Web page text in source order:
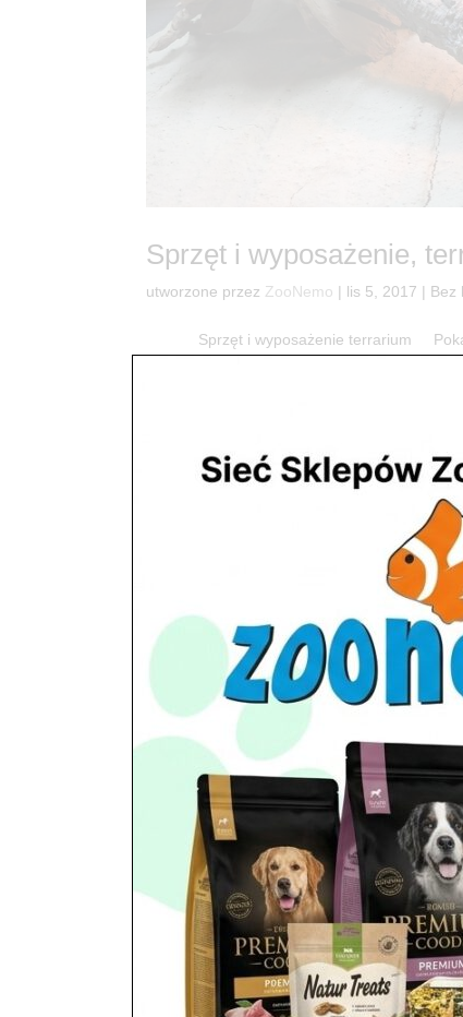
Sprzęt i wyposażenie,
utworzone przez ZooNemo | lis 5, 2017 | Bez
Sprzęt i wyposażenie terrarium